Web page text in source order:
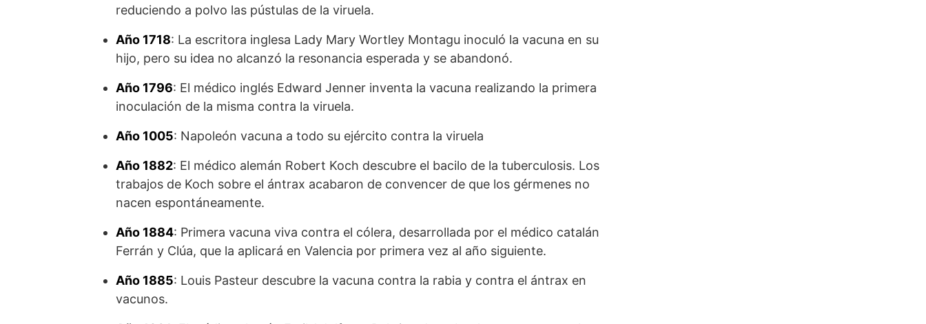
reduciendo a polvo las pústulas de la viruela.
Año 1718: La escritora inglesa Lady Mary Wortley Montagu inoculó la vacuna en su
hijo, pero su idea no alcanzó la resonancia esperada y se abandonó.
Año 1796: El médico inglés Edward Jenner inventa la vacuna realizando la primera
inoculación de la misma contra la viruela.
Año 1005: Napoleón vacuna a todo su ejército contra la viruela
Año 1882: El médico alemán Robert Koch descubre el bacilo de la tuberculosis. Los
trabajos de Koch sobre el ántrax acabaron de convencer de que los gérmenes no
nacen espontáneamente.
Año 1884: Primera vacuna viva contra el cólera, desarrollada por el médico catalán
Ferrán y Clúa, que la aplicará en Valencia por primera vez al año siguiente.
Año 1885: Louis Pasteur descubre la vacuna contra la rabia y contra el ántrax en
vacunos.